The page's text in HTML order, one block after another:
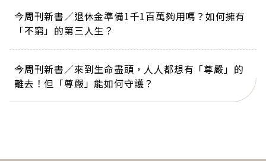
今周刊新書／退休金準備1千1百萬夠用嗎？如何擁有
「不窮」的第三人生？
今周刊新書／來到生命盡頭，人人都想有「尊嚴」的
離去！但「尊嚴」能如何守護？